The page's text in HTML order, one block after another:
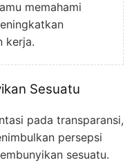
memahami
kerja.
Sesuatu
pada transparansi,
persepsi
sesuatu.